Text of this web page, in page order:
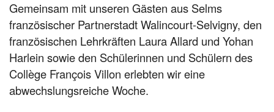
Gemeinsam mit unseren Gästen aus Selms
französischer Partnerstadt Walincourt-Selvigny, den
französischen Lehrkräften Laura Allard und Yohan
Harlein sowie den Schülerinnen und Schülern des
Collège François Villon erlebten wir eine
abwechslungsreiche Woche.